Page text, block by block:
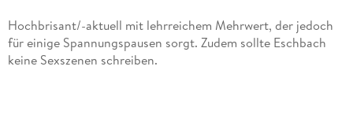
Hochbrisant/-aktuell mit lehrreichem Mehrwert, der jedoch
für einige Spannungspausen sorgt. Zudem sollte Eschbach
keine Sexszenen schreiben.